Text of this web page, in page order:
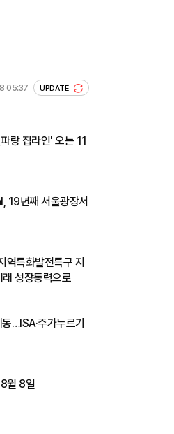
05:37 UPDATE
랑 집라인' 오는 11
19년째 서울광장서
역특화발전특구 지
성장동력으로
…ISA·주가누르기
월 8일